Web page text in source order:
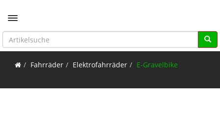
Toggle navigation
Fahrräder Elektrofahrräder E-Gravelbike